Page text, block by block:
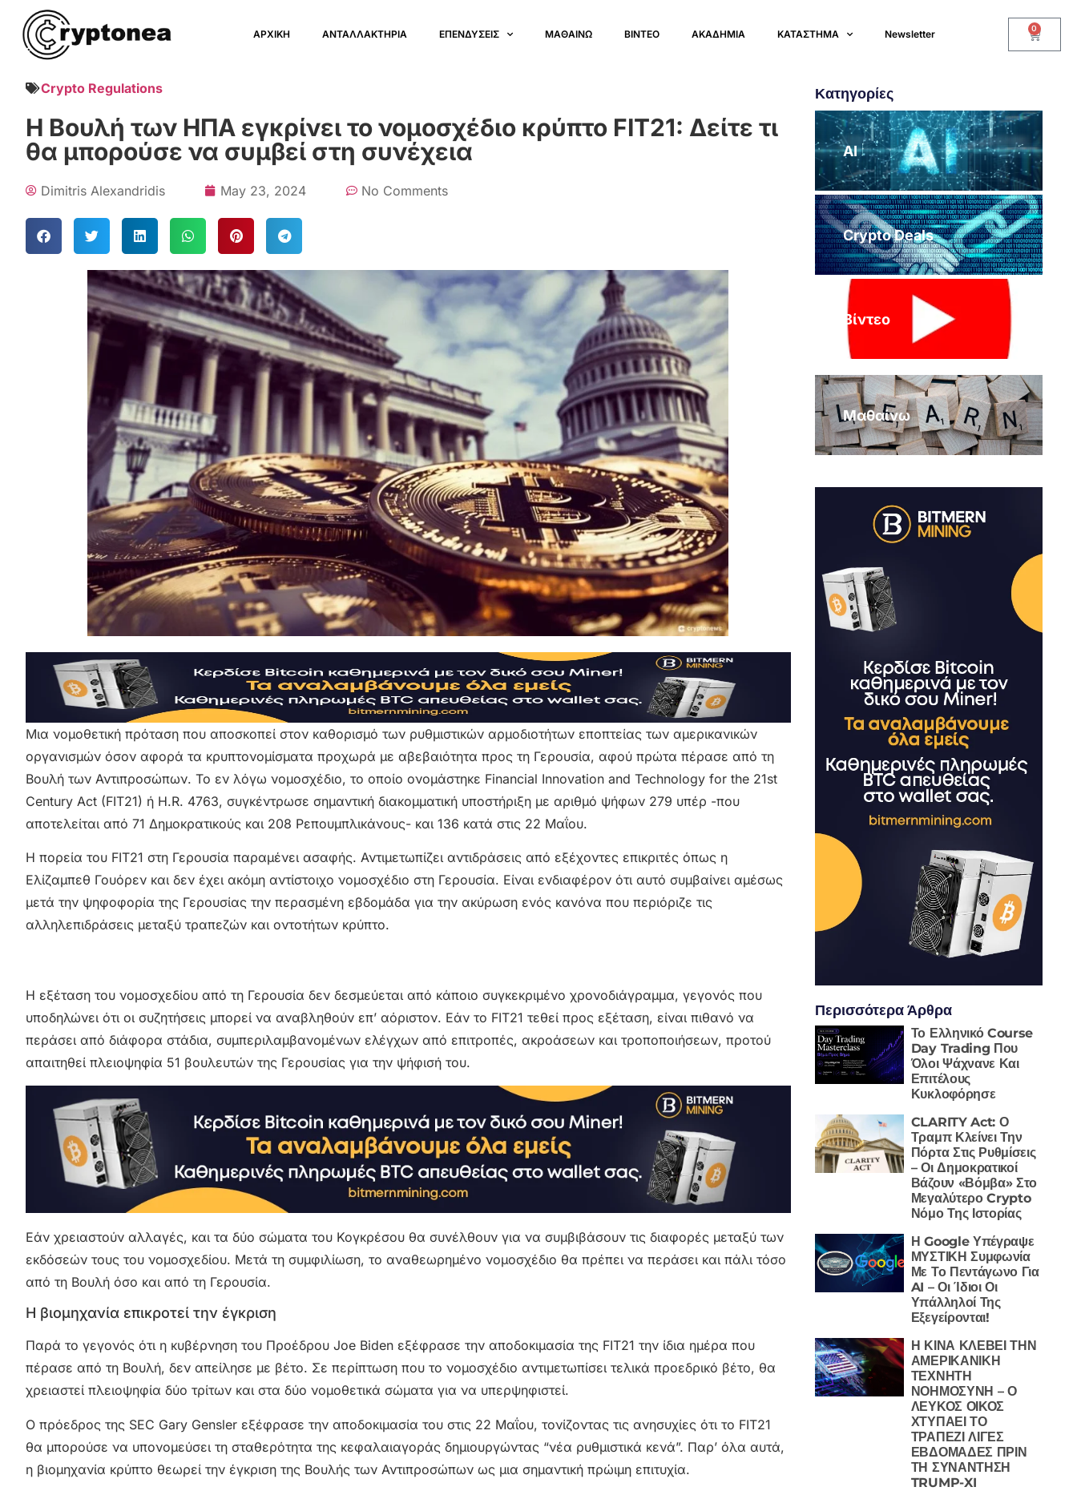
ΑΡΧΙΚΗ ΑΝΤΑΛΛΑΚΤΗΡΙΑ ΕΠΕΝΔΥΣΕΙΣ ΜΑΘΑΙΝΩ ΒΙΝΤΕΟ ΑΚΑΔΗΜΙΑ ΚΑΤΑΣΤΗΜΑ Newsletter 0
Crypto Regulations
Η Βουλή των ΗΠΑ εγκρίνει το νομοσχέδιο κρύπτο FIT21: Δείτε τι
θα μπορούσε να συμβεί στη συνέχεια
Dimitris Alexandridis May 23, 2024 No Comments
Μια νομοθετική πρόταση που αποσκοπεί στον καθορισμό των ρυθμιστικών αρμοδιοτήτων εποπτείας των αμερικανικών
οργανισμών όσον αφορά τα κρυπτονομίσματα προχωρά με αβεβαιότητα προς τη Γερουσία, αφού πρώτα πέρασε από τη
Βουλή των Αντιπροσώπων. Το εν λόγω νομοσχέδιο, το οποίο ονομάστηκε Financial Innovation and Technology for the 21st
Century Act (FIT21) ή H.R. 4763, συγκέντρωσε σημαντική διακομματική υποστήριξη με αριθμό ψήφων 279 υπέρ -που
αποτελείται από 71 Δημοκρατικούς και 208 Ρεπουμπλικάνους- και 136 κατά στις 22 Μαΐου.
Η πορεία του FIT21 στη Γερουσία παραμένει ασαφής. Αντιμετωπίζει αντιδράσεις από εξέχοντες επικριτές όπως η
Ελίζαμπεθ Γουόρεν και δεν έχει ακόμη αντίστοιχο νομοσχέδιο στη Γερουσία. Είναι ενδιαφέρον ότι αυτό συμβαίνει αμέσως
μετά την ψηφοφορία της Γερουσίας την περασμένη εβδομάδα για την ακύρωση ενός κανόνα που περιόριζε τις
αλληλεπιδράσεις μεταξύ τραπεζών και οντοτήτων κρύπτο.
Η εξέταση του νομοσχεδίου από τη Γερουσία δεν δεσμεύεται από κάποιο συγκεκριμένο χρονοδιάγραμμα, γεγονός που
υποδηλώνει ότι οι συζητήσεις μπορεί να αναβληθούν επ’ αόριστον. Εάν το FIT21 τεθεί προς εξέταση, είναι πιθανό να
περάσει από διάφορα στάδια, συμπεριλαμβανομένων ελέγχων από επιτροπές, ακροάσεων και τροποποιήσεων, προτού
απαιτηθεί πλειοψηφία 51 βουλευτών της Γερουσίας για την ψήφισή του.
Εάν χρειαστούν αλλαγές, και τα δύο σώματα του Κογκρέσου θα συνέλθουν για να συμβιβάσουν τις διαφορές μεταξύ των
εκδόσεών τους του νομοσχεδίου. Μετά τη συμφιλίωση, το αναθεωρημένο νομοσχέδιο θα πρέπει να περάσει και πάλι τόσο
από τη Βουλή όσο και από τη Γερουσία.
Η βιομηχανία επικροτεί την έγκριση
Παρά το γεγονός ότι η κυβέρνηση του Προέδρου Joe Biden εξέφρασε την αποδοκιμασία της FIT21 την ίδια ημέρα που
πέρασε από τη Βουλή, δεν απείλησε με βέτο. Σε περίπτωση που το νομοσχέδιο αντιμετωπίσει τελικά προεδρικό βέτο, θα
χρειαστεί πλειοψηφία δύο τρίτων και στα δύο νομοθετικά σώματα για να υπερψηφιστεί.
Ο πρόεδρος της SEC Gary Gensler εξέφρασε την αποδοκιμασία του στις 22 Μαΐου, τονίζοντας τις ανησυχίες ότι το FIT21
θα μπορούσε να υπονομεύσει τη σταθερότητα της κεφαλαιαγοράς δημιουργώντας “νέα ρυθμιστικά κενά”. Παρ’ όλα αυτά,
η βιομηχανία κρύπτο θεωρεί την έγκριση της Βουλής των Αντιπροσώπων ως μια σημαντική πρώιμη επιτυχία.
Κατηγορίες
AI
Crypto Deals
Βίντεο
Μαθαίνω
Περισσότερα Άρθρα
Το Ελληνικό Course
Day Trading Που
Όλοι Ψάχνανε Και
Επιτέλους
Κυκλοφόρησε
CLARITY Act: Ο
Τραμπ Κλείνει Την
Πόρτα Στις Ρυθμίσεις
– Οι Δημοκρατικοί
Βάζουν «Βόμβα» Στο
Μεγαλύτερο Crypto
Νόμο Της Ιστορίας
Η Google Υπέγραψε
ΜΥΣΤΙΚΗ Συμφωνία
Με Το Πεντάγωνο Για
AI – Οι Ίδιοι Οι
Υπάλληλοί Της
Εξεγείρονται!
Η ΚΙΝΑ ΚΛΕΒΕΙ ΤΗΝ
ΑΜΕΡΙΚΑΝΙΚΗ
ΤΕΧΝΗΤΗ
ΝΟΗΜΟΣΥΝΗ – Ο
ΛΕΥΚΟΣ ΟΙΚΟΣ
ΧΤΥΠΑΕΙ ΤΟ
ΤΡΑΠΕΖΙ ΛΙΓΕΣ
ΕΒΔΟΜΑΔΕΣ ΠΡΙΝ
ΤΗ ΣΥΝΑΝΤΗΣΗ
TRUMP-XI